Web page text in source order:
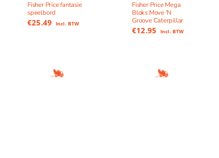
Fisher Price fantasie
speelbord
€25.49 Incl. BTW
Fisher Price Mega
Bloks Move ‘N
Groove Caterpillar
€12.95 Incl. BTW